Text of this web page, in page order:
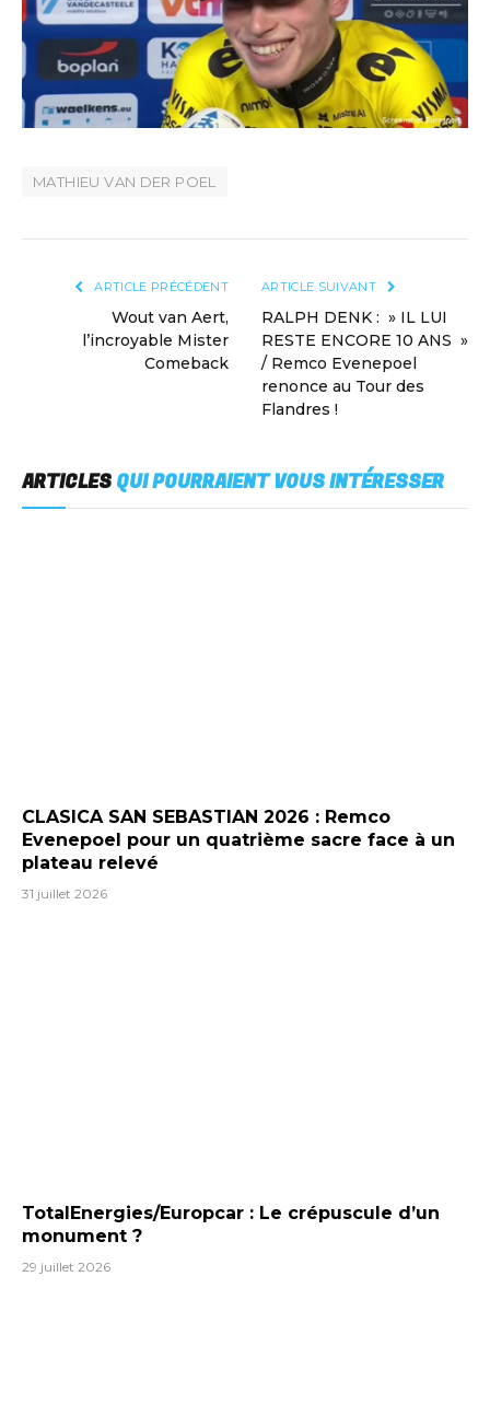
MATHIEU VAN DER POEL
ARTICLE PRÉCÉDENT
Wout van Aert,
l’incroyable Mister
Comeback
ARTICLE SUIVANT
RALPH DENK : » IL LUI
RESTE ENCORE 10 ANS »
/ Remco Evenepoel
renonce au Tour des
Flandres !
ARTICLES QUI POURRAIENT VOUS INTÉRESSER
CLASICA SAN SEBASTIAN 2026 : Remco
Evenepoel pour un quatrième sacre face à un
plateau relevé
31 juillet 2026
TotalEnergies/Europcar : Le crépuscule d’un
monument ?
29 juillet 2026